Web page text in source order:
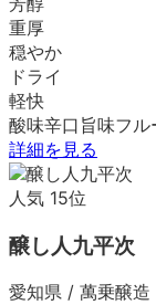
重厚
穏やか
ドライ
軽快
酸味辛口 旨味フル
詳細を見る
人気 15位
醸し人九平次
愛知県 / 萬乗醸造